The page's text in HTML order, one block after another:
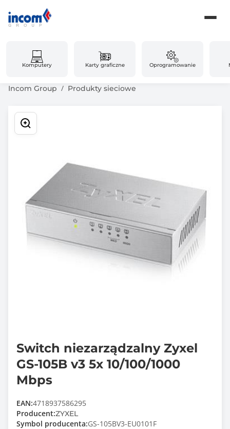
Komputery Karty graficzne Oprogramowanie
Incom Group Produkty sieciowe
Switch niezarządzalny Zyxel
GS-105B v3 5x 10/100/1000
Mbps
EAN:4718937586295
Producent:ZYXEL
Symbol producenta:GS-105BV3-EU0101F